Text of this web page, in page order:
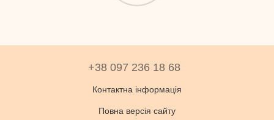
+38 097 236 18 68
Контактна інформація
Повна версія сайту